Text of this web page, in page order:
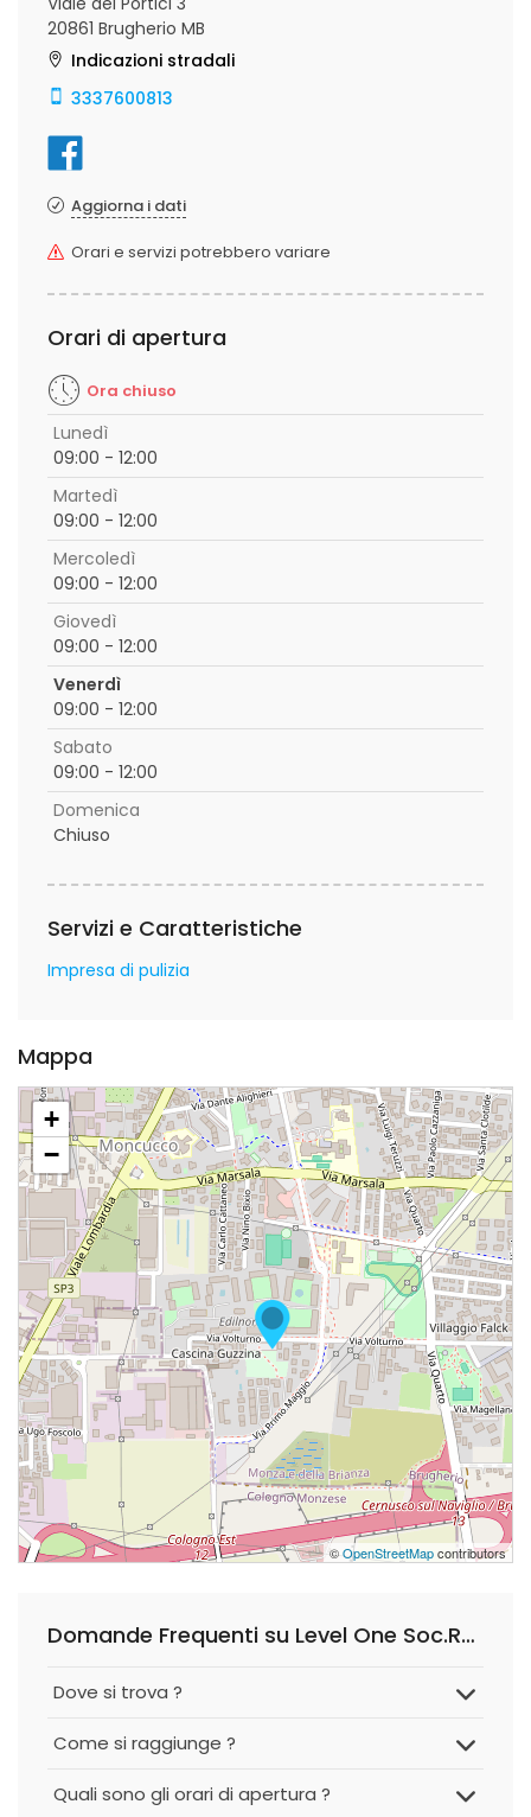
20861 Brugherio MB
Indicazioni stradali
3337600813
Aggiorna i dati
Orari e servizi potrebbero variare
Orari di apertura
Ora chiuso
Lunedì
09:00 - 12:00
Martedì
09:00 - 12:00
Mercoledì
09:00 - 12:00
Giovedì
09:00 - 12:00
Venerdì
09:00 - 12:00
Sabato
09:00 - 12:00
Domenica
Chiuso
Servizi e Caratteristiche
Impresa di pulizia
Mappa
+
−
©OpenStreetMapcontributors
Domande Frequenti su Level One Soc.Resp.Limitata
Dove si trova ?
Come si raggiunge ?
Quali sono gli orari di apertura ?